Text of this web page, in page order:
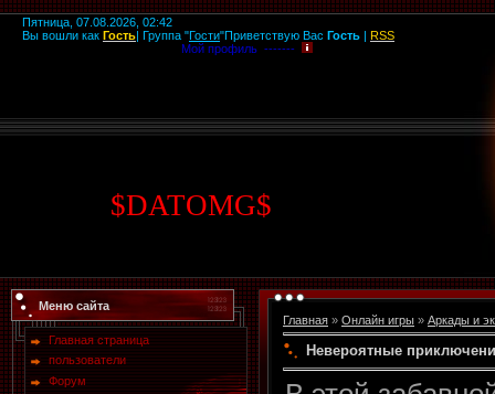
Пятница, 07.08.2026, 02:42
Вы вошли как Гость| Группа "Гости"Приветствую Вас Гость | RSS
Мой профиль -------
$DATOMG$
Меню сайта
Главная страница
пользователи
Форум
Главная » Онлайн игры » Аркады и
Невероятные